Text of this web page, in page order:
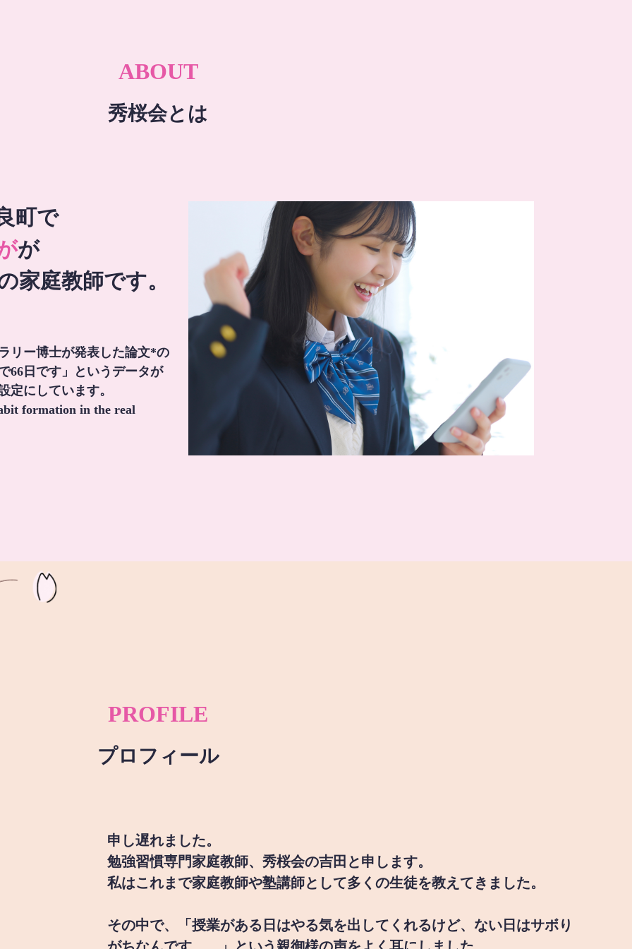
ABOUT
秀桜会とは
町で
が
家庭教師です。
リー博士が発表した論文*の
66日です」というデータが
定にしています。
formation in the real
PROFILE
プロフィール
申し遅れました。
勉強習慣専門家庭教師、秀桜会の吉田と申します。
私はこれまで家庭教師や塾講師として多くの生徒を教えてきました。
その中で、「授業がある日はやる気を出してくれるけど、ない日はサボり